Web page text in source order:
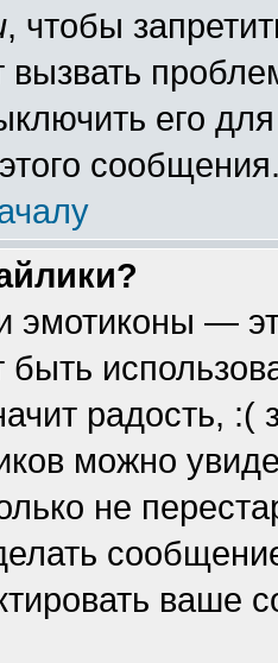
, чтобы
вызвать
его
эмотиконы —
быть
радость, :(
можно
не
ваше